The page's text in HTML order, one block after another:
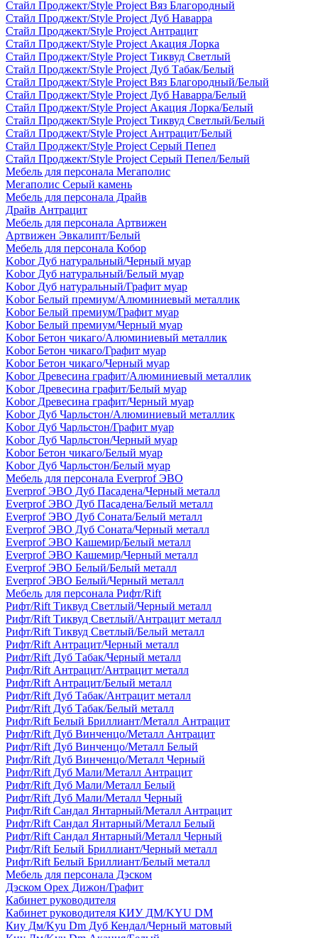
Стайл Проджект/Style Project Вяз Благородный
Стайл Проджект/Style Project Дуб Наварра
Стайл Проджект/Style Project Антрацит
Стайл Проджект/Style Project Акация Лорка
Стайл Проджект/Style Project Тиквуд Светлый
Стайл Проджект/Style Project Дуб Табак/Белый
Стайл Проджект/Style Project Вяз Благородный/Белый
Стайл Проджект/Style Project Дуб Наварра/Белый
Стайл Проджект/Style Project Акация Лорка/Белый
Стайл Проджект/Style Project Тиквуд Светлый/Белый
Стайл Проджект/Style Project Антрацит/Белый
Стайл Проджект/Style Project Серый Пепел
Стайл Проджект/Style Project Серый Пепел/Белый
Мебель для персонала Мегаполис
Мегаполис Серый камень
Мебель для персонала Драйв
Драйв Антрацит
Мебель для персонала Артвижен
Артвижен Эвкалипт/Белый
Мебель для персонала Кобор
Kobor Дуб натуральный/Черный муар
Kobor Дуб натуральный/Белый муар
Kobor Дуб натуральный/Графит муар
Kobor Белый премиум/Алюминиевый металлик
Kobor Белый премиум/Графит муар
Kobor Белый премиум/Черный муар
Kobor Бетон чикаго/Алюминиевый металлик
Kobor Бетон чикаго/Графит муар
Kobor Бетон чикаго/Черный муар
Kobor Древесина графит/Алюминиевый металлик
Kobor Древесина графит/Белый муар
Kobor Древесина графит/Черный муар
Kobor Дуб Чарльстон/Алюминиевый металлик
Kobor Дуб Чарльстон/Графит муар
Kobor Дуб Чарльстон/Черный муар
Kobor Бетон чикаго/Белый муар
Kobor Дуб Чарльстон/Белый муар
Мебель для персонала Everprof ЭВО
Everprof ЭВО Дуб Пасадена/Черный металл
Everprof ЭВО Дуб Пасадена/Белый металл
Everprof ЭВО Дуб Соната/Белый металл
Everprof ЭВО Дуб Соната/Черный металл
Everprof ЭВО Кашемир/Белый металл
Everprof ЭВО Кашемир/Черный металл
Everprof ЭВО Белый/Белый металл
Everprof ЭВО Белый/Черный металл
Мебель для персонала Рифт/Rift
Рифт/Rift Тиквуд Светлый/Черный металл
Рифт/Rift Тиквуд Светлый/Антрацит металл
Рифт/Rift Тиквуд Светлый/Белый металл
Рифт/Rift Антрацит/Черный металл
Рифт/Rift Дуб Табак/Черный металл
Рифт/Rift Антрацит/Антрацит металл
Рифт/Rift Антрацит/Белый металл
Рифт/Rift Дуб Табак/Антрацит металл
Рифт/Rift Дуб Табак/Белый металл
Рифт/Rift Белый Бриллиант/Металл Антрацит
Рифт/Rift Дуб Винченцо/Металл Антрацит
Рифт/Rift Дуб Винченцо/Металл Белый
Рифт/Rift Дуб Винченцо/Металл Черный
Рифт/Rift Дуб Мали/Металл Антрацит
Рифт/Rift Дуб Мали/Металл Белый
Рифт/Rift Дуб Мали/Металл Черный
Рифт/Rift Сандал Янтарный/Металл Антрацит
Рифт/Rift Сандал Янтарный/Металл Белый
Рифт/Rift Сандал Янтарный/Металл Черный
Рифт/Rift Белый Бриллиант/Черный металл
Рифт/Rift Белый Бриллиант/Белый металл
Мебель для персонала Дэском
Дэском Орех Дижон/Графит
Кабинет руководителя
Кабинет руководителя КИУ ДМ/KYU DM
Киу Дм/Kyu Dm Дуб Кендал/Черный матовый